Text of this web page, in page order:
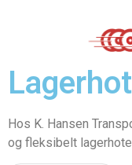
Hos K. Hansen
og fleksibelt